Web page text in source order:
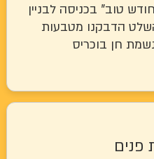
בכניסה לבניין
מטבעות
בוכריס